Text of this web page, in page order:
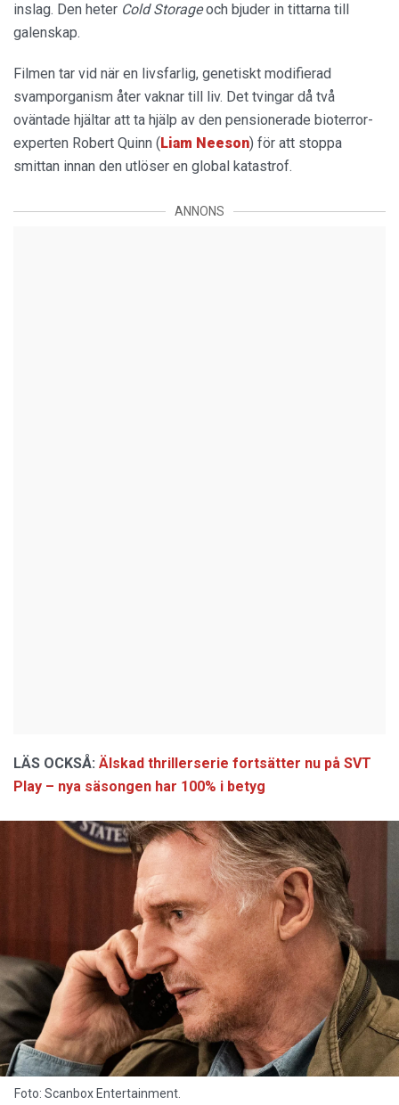
inslag. Den heter Cold Storageoch bjuder in tittarna till
galenskap.
Filmen tar vid när en livsfarlig, genetiskt modifierad
svamporganism åter vaknar till liv. Det tvingar då två
oväntade hjältar att ta hjälp av den pensionerade bioterror-
experten Robert Quinn ( Liam Neeson) för att stoppa
smittan innan den utlöser en global katastrof.
ANNONS
LÄS OCKSÅ: Älskad thrillerserie fortsätter nu på SVT
Play – nya säsongen har 100% i betyg
Foto: Scanbox Entertainment.